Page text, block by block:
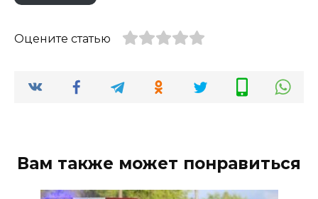
Оцените статью
Вам также может понравиться